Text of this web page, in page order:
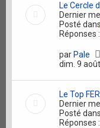
Le Cercle
Dernier
Posté dans
Réponses :
par Pale
dim. 9
Le Top
Dernier
Posté dans
Réponses :